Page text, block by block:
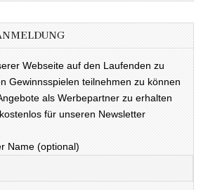
Webseite auf den Laufenden zu
Gewinnsspielen teilnehmen zu können
als Werbepartner zu erhalten
für unseren Newsletter
Name (optional)